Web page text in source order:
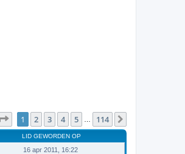
Pagina1 van 114
1 2 3 4 5 114
LID GEWORDEN OP
16 apr 2011, 16:22